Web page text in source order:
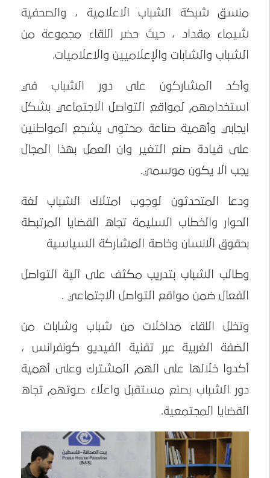
منسق شبكة الشباب الاعلامية ، والصحفية
شيماء مقداد ، حيث حضر اللقاء مجموعة من
الشباب والشابات والإعلاميين والاعلاميات.
وأكد المشاركون على دور الشباب في
استخدامهم لمواقع التواصل الاجتماعي بشكل
ايجابي وأهمية صناعة محتوى يشجع المواطنين
على قيادة صنع التغير وان العمل بهذا المجال
يجب الا يكون موسمي.
ودعا المتحدثون لوجوب امتلاك الشباب لغة
الحوار والخطاب السليمة تجاه القضايا المرتبطة
بحقوق الانسان وخاصة المشاركة السياسية
وطالب الشباب بتدريب مكثف على آلية التواصل
الفعال ضمن مواقع التواصل الاجتماعي .
وتخلل اللقاء مداخلات من شباب وشابات من
الضفة الغربية عبر تقنية الفيديو كونفرانس ،
أكدوا خلالها على الهم المشترك وعلى أهمية
دور الشباب بصنع مستقبل واعلاء صوتهم تجاه
القضايا المجتمعية.